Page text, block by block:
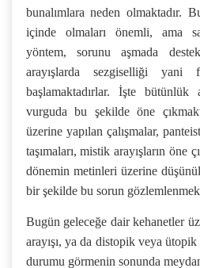
bunalımlara neden olmaktadır.
içinde olmaları önemli, ama
yöntem, sorunu aşmada
arayışlarda sezgiselliği yani
başlamaktadırlar. İşte bütünlük
vurguda bu şekilde öne
üzerine yapılan çalışmalar,
taşımaları, mistik arayışların öne
dönemin metinleri üzerine
bir şekilde bu sorun
Bugün geleceğe dair kehanetler
arayışı, ya da distopik veya
durumu görmenin sonunda